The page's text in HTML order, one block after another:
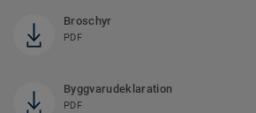
Broschyr
PDF
Byggvarudeklaration
PDF